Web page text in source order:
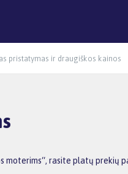
pristatymas ir draugiškos kainos
moterims“, rasite platų